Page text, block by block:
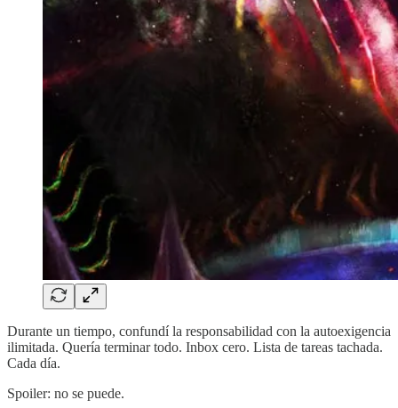
Durante un tiempo, confundí la responsabilidad con la autoexigencia
ilimitada. Quería terminar todo. Inbox cero. Lista de tareas tachada.
Cada día.
Spoiler: no se puede.